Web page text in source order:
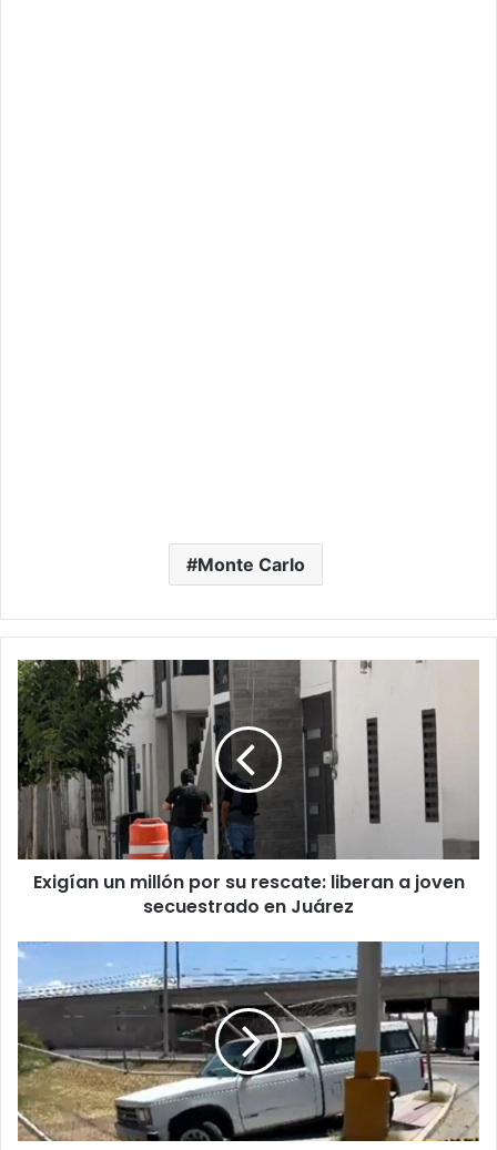
Monte Carlo
Exigían
un
millón
por
su
rescate:
liberan
joven
secuestrado
Exigían un millón por su rescate: liberan a joven
secuestrado en Juárez
Muere
volante
sufrir
un
infarto